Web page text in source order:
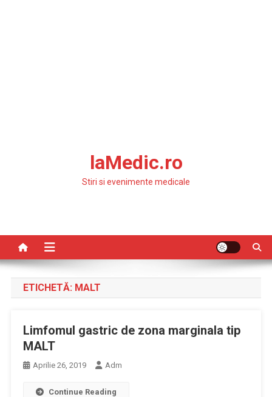
laMedic.ro
Stiri si evenimente medicale
ETICHETĂ: MALT
Limfomul gastric de zona marginala tip
MALT
Aprilie 26, 2019 Adm
Continue Reading